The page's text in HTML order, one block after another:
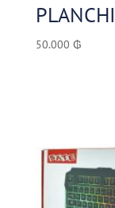
50.000 ₲